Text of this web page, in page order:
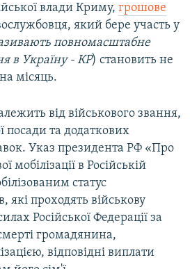
влади Криму, грошове
який бере участь у
повномасштабне
в Україну - КР) становить не
місяць.
від військового звання,
посади та додаткових
Указ президента РФ «Про
мобілізації в Російській
статус
які проходять військову
Російської Федерації за
громадянина,
відповідні виплати